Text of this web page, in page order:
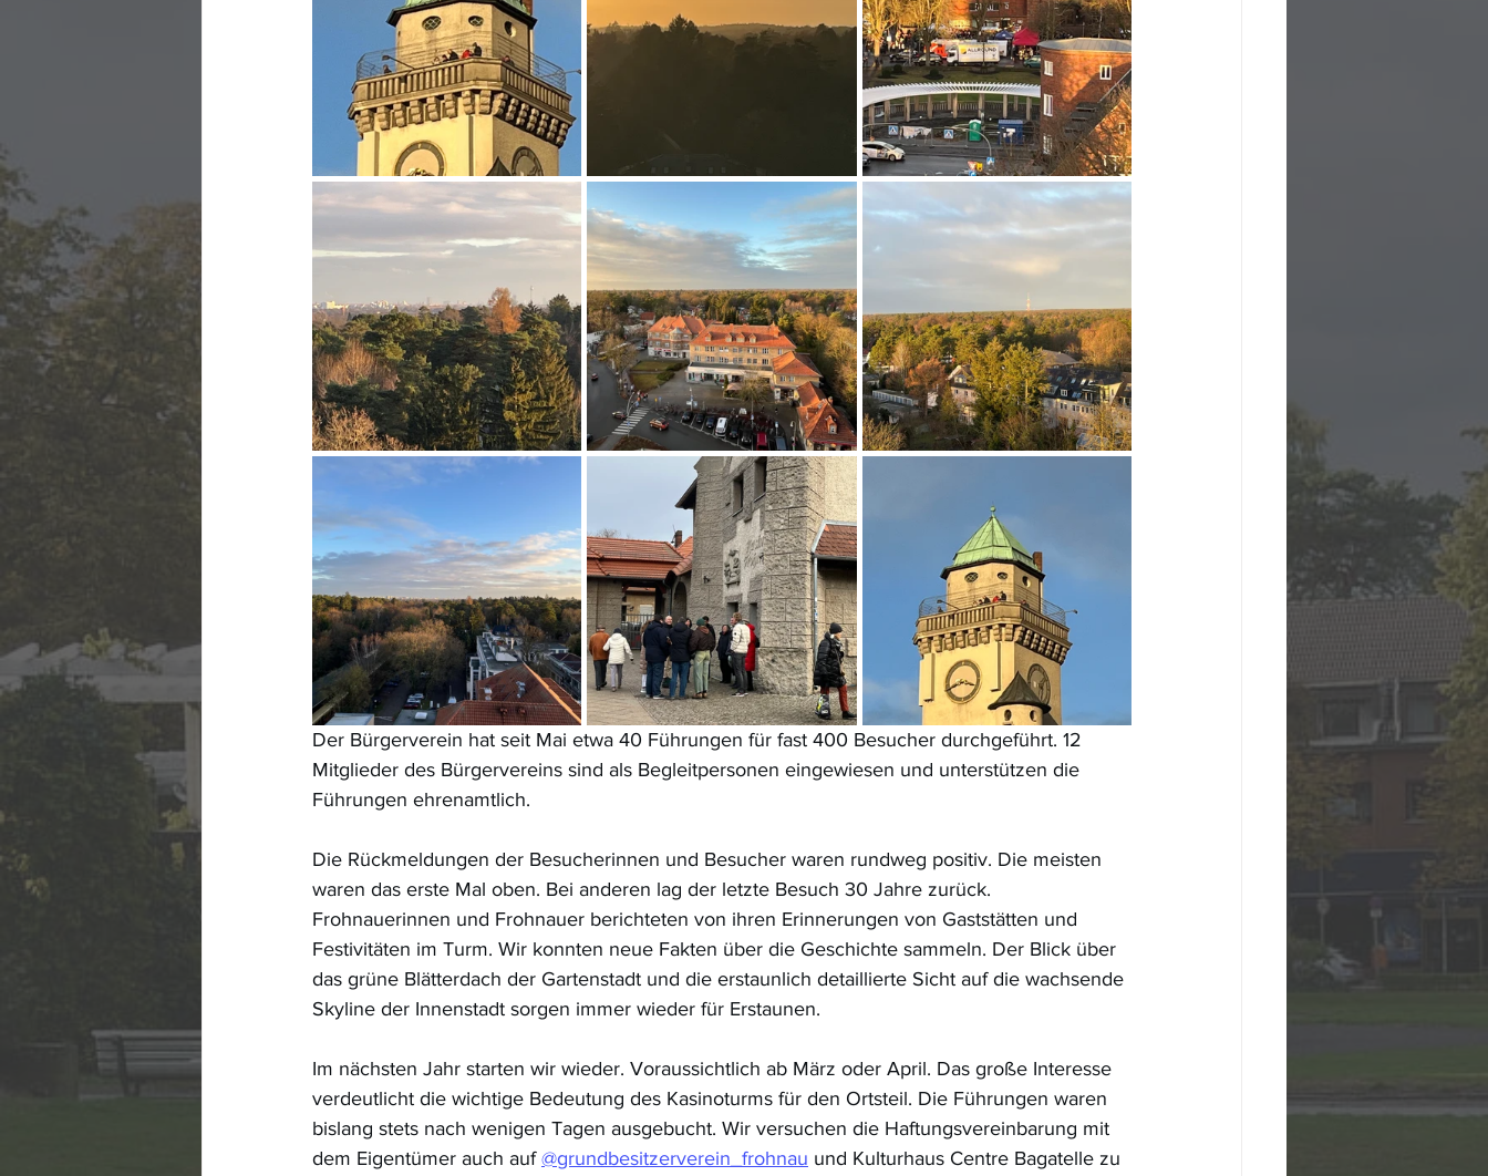
Der Bürgerverein hat seit Mai etwa 40 Führungen für fast 400 Besucher durchgeführt. 12
Mitglieder des Bürgervereins sind als Begleitpersonen eingewiesen und unterstützen die
Führungen ehrenamtlich.
Die Rückmeldungen der Besucherinnen und Besucher waren rundweg positiv. Die meisten
waren das erste Mal oben. Bei anderen lag der letzte Besuch 30 Jahre zurück.
Frohnauerinnen und Frohnauer berichteten von ihren Erinnerungen von Gaststätten und
Festivitäten im Turm. Wir konnten neue Fakten über die Geschichte sammeln. Der Blick über
das grüne Blätterdach der Gartenstadt und die erstaunlich detaillierte Sicht auf die wachsende
Skyline der Innenstadt sorgen immer wieder für Erstaunen.
Im nächsten Jahr starten wir wieder. Voraussichtlich ab März oder April. Das große Interesse
verdeutlicht die wichtige Bedeutung des Kasinoturms für den Ortsteil. Die Führungen waren
bislang stets nach wenigen Tagen ausgebucht. Wir versuchen die Haftungsvereinbarung mit
dem Eigentümer auch auf @grundbesitzerverein_frohnau und Kulturhaus Centre Bagatelle zu